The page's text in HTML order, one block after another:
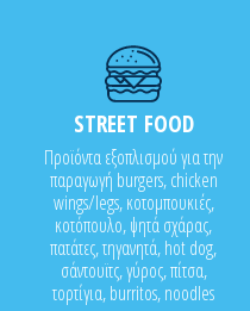
STREET FOOD
Προϊόντα εξοπλισμού για την
παραγωγή burgers, chicken
wings/legs, κοτομπουκιές,
κοτόπουλο, ψητά σχάρας,
πατάτες, τηγανητά, hot dog,
σάντουϊτς, γύρος, πίτσα,
τορτίγια, burritos, noodles